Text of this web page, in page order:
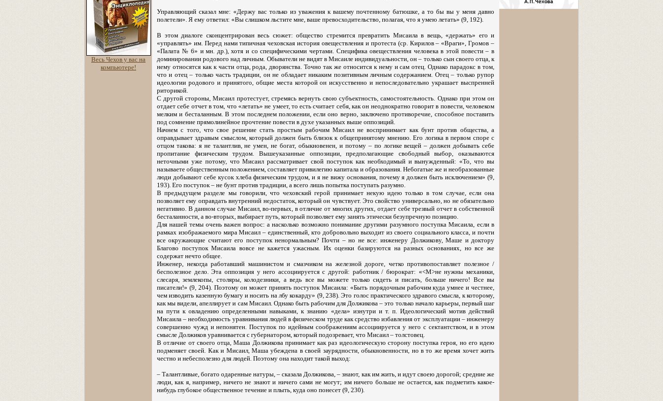
Весь Чехов у вас на
компьютере!
Управляющий сказал мне: «Держу вас только из уважения к вашему почтенному батюшке, а то бы вы у меня давно
полетели». Я ему ответил: «Вы слишком льстите мне, ваше превосходительство, полагая, что я умею летать» (9, 192).
В этом диалоге сконцентрирован весь сюжет: общество стремится превратить Мисаила в вещь, «держать» его и
«управлять» им. Перед нами типичная чеховская история овеществления и протеста (ср. Кирилов – «Враги», Громов –
«Палата № 6» и мн. др.), хотя и со специфическими чертами. Специфика овеществления человека в этой повести – в
доминировании родового над личным. Обыватели не видят в Мисаиле индивидуальности, он – только сын своего отца, к
нему относятся как к части отца, рода, дворянства. Точно так же относится к нему и сам отец. Однако парадокс в том,
что и отец – только часть традиции, он не обладает никаким позитивным личным содержанием. Отец – только рупор
идеологии родового и принятого, общие места которой он искусственно и непоследовательно украшает выспренней
риторикой.
С другой стороны, Мисаил протестует, стремясь вернуть свою субъектность, самостоятельность. Однако при этом он
отдает себе отчет в том, что «летать» не умеет, то есть считает себя, как он неоднократно говорит в повести, человеком
мелким и бесталанным. В этом последнем положении, если оно верно, заключено противоречие, способное поставить
под сомнение прямолинейное прочтение повести в духе указанных выше оппозиций.
Начнем с того, что свое решение стать простым рабочим Мисаил не воспринимает как бунт против общества, а
оправдывает здравым смыслом, который должен быть близок к общепринятому мнению. Его логика в первом споре с
отцом такова: я не талантлив, не умен, не богат, обыкновенен, и потому – по логике вещей – должен добывать себе
пропитание физическим трудом. Вышеуказанные оппозиции, предполагающие свободный выбор, оказываются
неточными уже потому, что Мисаил рассматривает свой поступок как необходимый и вынужденный: «То, что вы
называете общественным положением, составляет привилегию капитала и образования. Небогатые же и необразованные
люди добывают себе кусок хлеба физическим трудом, и я не вижу основания, почему я должен быть исключением» (9,
193). Его поступок – не бунт против традиции, а всего лишь попытка поступать разумно.
В предыдущем разделе мы говорили, что чеховский герой принимает некую идею только в том случае, если она
позволяет ему оправдать внутренний недостаток, который он чувствует. Это свойство универсально, но не обязательно
негативно. В данном случае Мисаил, во-первых, в отличие от многих других, отдает себе трезвый отчет в собственной
бесталанности, а во-вторых, выбирает путь, который позволяет ему занять этически безупречную позицию.
Для нашей темы очень важен вопрос: а насколько возможно понимание другими разумного поступка Мисаила, если в
рамках изображаемого мира Мисаил – единственный, кто добровольно выходит из своего социального класса, и почти
все окружающие считают его поступок ненормальным? Почти – но не все: инженеру Должикову, Маше и доктору
Благово поступок Мисаила вовсе не кажется ужасным. Их оценки базируются на разных основаниях, но все же
содержат нечто общее.
Инженер, некогда работавший машинистом и смазчиком на железной дороге, четко противопоставляет полезное /
бесполезное дело. Эта оппозиция у него ассоциируется с другой: работник / бюрократ: «<М>не нужны механики,
слесаря, землекопы, столяры, колодезники, а ведь все вы можете только сидеть и писать, больше ничего! Все вы
писатели!» (9, 204). Поэтому он может принять поступок Мисаила: «Быть порядочным рабочим куда умнее и честнее,
чем изводить казенную бумагу и носить на лбу кокарду» (9, 238). Это голос практического здравого смысла, к которому,
как мы видели, апеллирует и сам Мисаил. Однако быть рабочим для Должикова – это только начало карьеры, первый шаг
на пути к овладению определенными навыками, к знанию «дела» изнутри и т. п. Идеологический мотив действий
Мисаила – необходимость уравнивания людей в физическом труде как средство избавления от эксплуатации – инженеру
совершенно чужд и непонятен. Поступок по идейным соображениям ассоциируется у него с сектантством, и в этом
смысле Должиков уравнивается с губернатором, который подозревает, что Мисаил – толстовец.
В отличие от своего отца, Маша Должикова принимает как раз идеологическую сторону поступка героя, но его идею
подменяет своей. Как и Мисаил, Маша убеждена в своей заурядности, обыкновенности, но в то же время хочет жить
честно и небесполезно для людей. Поэтому она находит такой выход:
– Талантливые, богато одаренные натуры, – сказала Должикова, – знают, как им жить, и идут своею дорогой; средние же
люди, как я, например, ничего не знают и ничего сами не могут; им ничего больше не остается, как подметить какое-
нибудь глубокое общественное течение и плыть, куда оно понесет (9, 230).